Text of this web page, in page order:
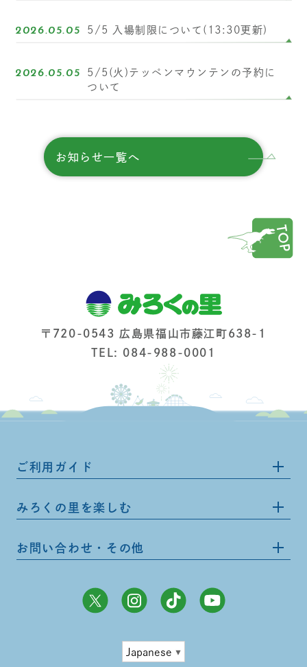
2026.05.05 5/5 入場制限について(13:30更新)
2026.05.05
5/5(火)テッペンマウンテンの予約に
ついて
お知らせ一覧へ
〒720-0543 広島県福山市藤江町638-1
TEL: 084-988-0001
ご利用ガイド
みろくの里を楽しむ
お問い合わせ・その他
Japanese ▼